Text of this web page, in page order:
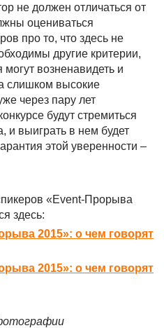
не должен отличаться от
оцениваться
про то, что здесь не
другие критерии,
возненавидеть и
слишком высокие
через пару лет
будут стремиться
и выиграть в нем будет
этой уверенности –
«Event-Прорыва
здесь:
2015»: о чем говорят
2015»: о чем говорят